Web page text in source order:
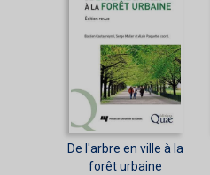
De l'arbre en ville à la
forêt urbaine